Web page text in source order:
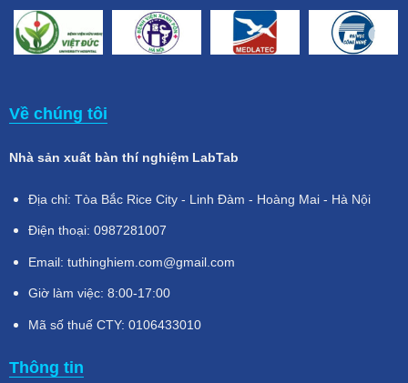
Về chúng tôi
Nhà sản xuất bàn thí nghiệm LabTab
Địa chỉ: Tòa Bắc Rice City - Linh Đàm - Hoàng Mai - Hà Nội
Điện thoại: 0987281007
Email: tuthinghiem.com@gmail.com
Giờ làm việc: 8:00-17:00
Mã số thuế CTY: 0106433010
Thông tin